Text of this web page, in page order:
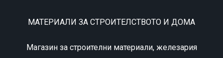
МАТЕРИАЛИ ЗА СТРОИТЕЛСТВОТО И ДОМА
Магазин за строителни материали, железария